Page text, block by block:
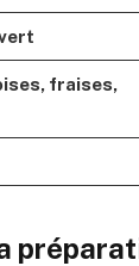
fraises,